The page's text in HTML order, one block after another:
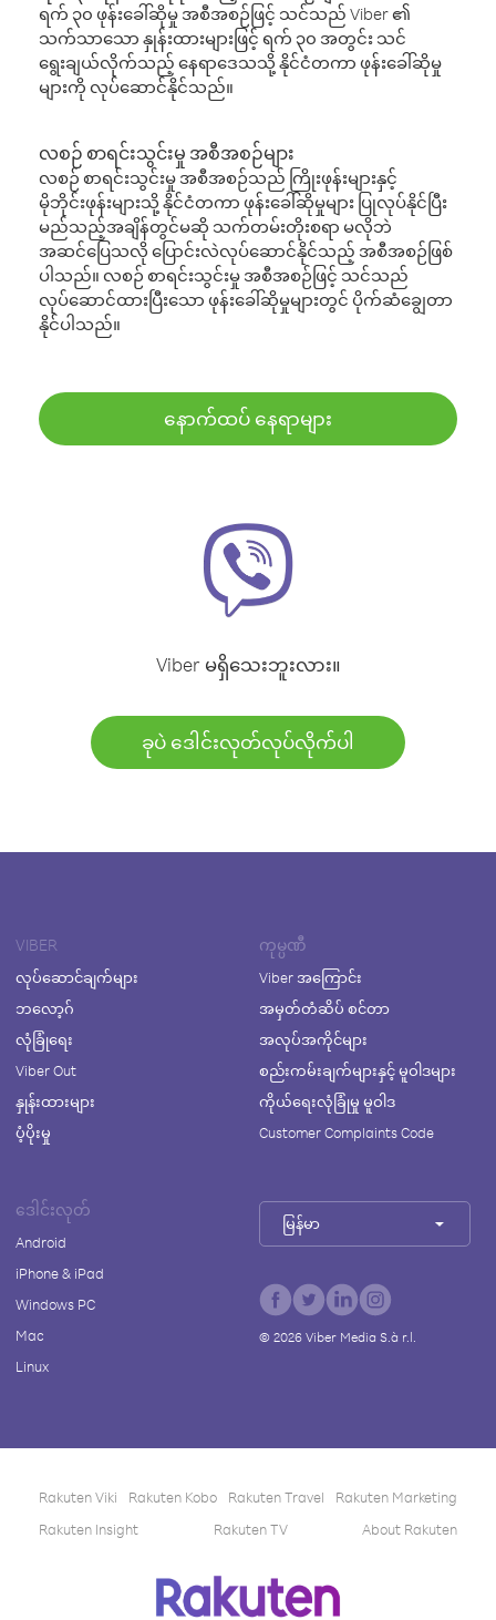
ရက် ၃၀ ဖုန်းခေါ်ဆိုမှု အစီအစဉ်ဖြင့် သင်သည် Viber ၏
သက်သာသော နှုန်းထားများဖြင့် ရက် ၃၀ အတွင်း သင်
ရွေးချယ်လိုက်သည့် နေရာဒေသသို့ နိုင်ငံတကာ ဖုန်းခေါ်ဆိုမှု
များကို လုပ်ဆောင်နိုင်သည်။
လစဉ် စာရင်းသွင်းမှု အစီအစဉ်များ
လစဉ် စာရင်းသွင်းမှု အစီအစဉ်သည် ကြိုးဖုန်းများနှင့်
မိုဘိုင်းဖုန်းများသို့ နိုင်ငံတကာ ဖုန်းခေါ်ဆိုမှုများ ပြုလုပ်နိုင်ပြီး
မည်သည့်အချိန်တွင်မဆို သက်တမ်းတိုးစရာ မလိုဘဲ
အဆင်ပြေသလို ပြောင်းလဲလုပ်ဆောင်နိုင်သည့် အစီအစဉ်ဖြစ်
ပါသည်။ လစဉ် စာရင်းသွင်းမှု အစီအစဉ်ဖြင့် သင်သည်
လုပ်ဆောင်ထားပြီးသော ဖုန်းခေါ်ဆိုမှုများတွင် ပိုက်ဆံချွေတာ
နိုင်ပါသည်။
နောက်ထပ် နေရာများ
Viber မရှိသေးဘူးလား။
ခုပဲ ဒေါင်းလုတ်လုပ်လိုက်ပါ
VIBER
လုပ်ဆောင်ချက်များ
ဘလော့ဂ်
လုံခြုံရေး
Viber Out
နှုန်းထားများ
ပံ့ပိုးမှု
ကုမ္ပဏီ
Viber အကြောင်း
အမှတ်တံဆိပ် စင်တာ
အလုပ်အကိုင်များ
စည်းကမ်းချက်များနှင့် မူဝါဒများ
ကိုယ်ရေးလုံခြုံမှု မူဝါဒ
Customer Complaints Code
ဒေါင်းလုတ်
Android
iPhone & iPad
Windows PC
Mac
Linux
မြန်မာ
© 2026Viber Media S.à r.l.
Rakuten Viki Rakuten Kobo Rakuten Travel
Rakuten Marketing
Rakuten Insight
Rakuten TV About Rakuten